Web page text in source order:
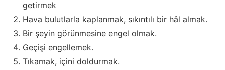
getirmek
Hava bulutlarla kaplanmak, sıkıntılı bir hâl almak.
Bir şeyin görünmesine engel olmak.
Geçişi engellemek.
Tıkamak, içini doldurmak.